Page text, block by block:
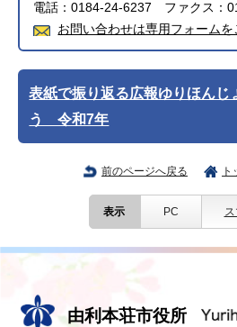
電話：0184-24-6237 ファクス：
お問い合わせは専用フォームを
表紙で振り返る広報ゆりほんじ
う 令和7年
前のページへ戻る
表示 PC
由利本荘市役所